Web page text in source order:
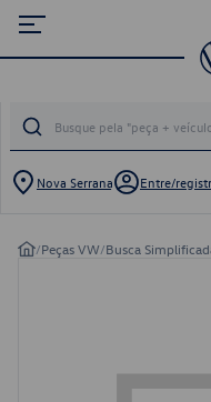
Nova Serrana Entre/
/Peças VW/Busca